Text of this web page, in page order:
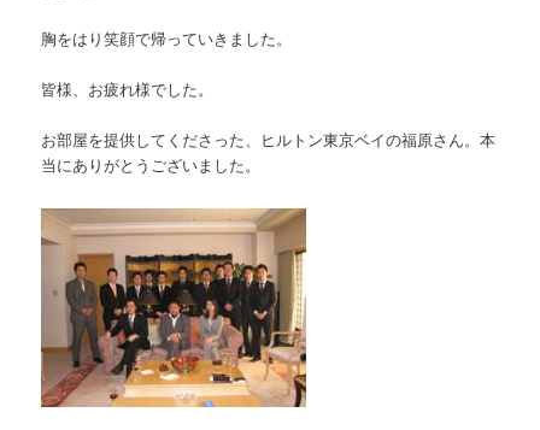
胸をはり笑顔で帰っていきました。
皆様、お疲れ様でした。
お部屋を提供してくださった、ヒルトン東京ベイの福原さん。本
当にありがとうございました。